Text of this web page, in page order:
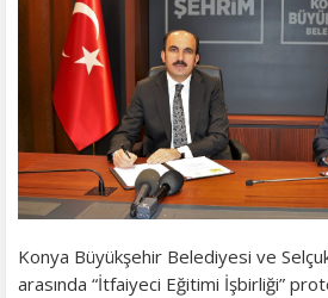
Konya Büyükşehir Belediyesi ve
arasında “İtfaiyeci Eğitimi İşbirliği”